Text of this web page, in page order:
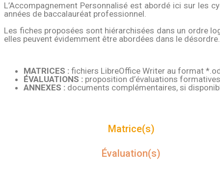
L’Accompagnement Personnalisé est abordé ici sur les
années de baccalauréat professionnel.
Les fiches proposées sont hiérarchisées dans un ordre
elles peuvent évidemment être abordées dans le désordre.
MATRICES : fichiers LibreOffice Writer au format
ÉVALUATIONS : proposition d’évaluations
ANNEXES : documents complémentaires, si
Matrice(s)
Évaluation(s)